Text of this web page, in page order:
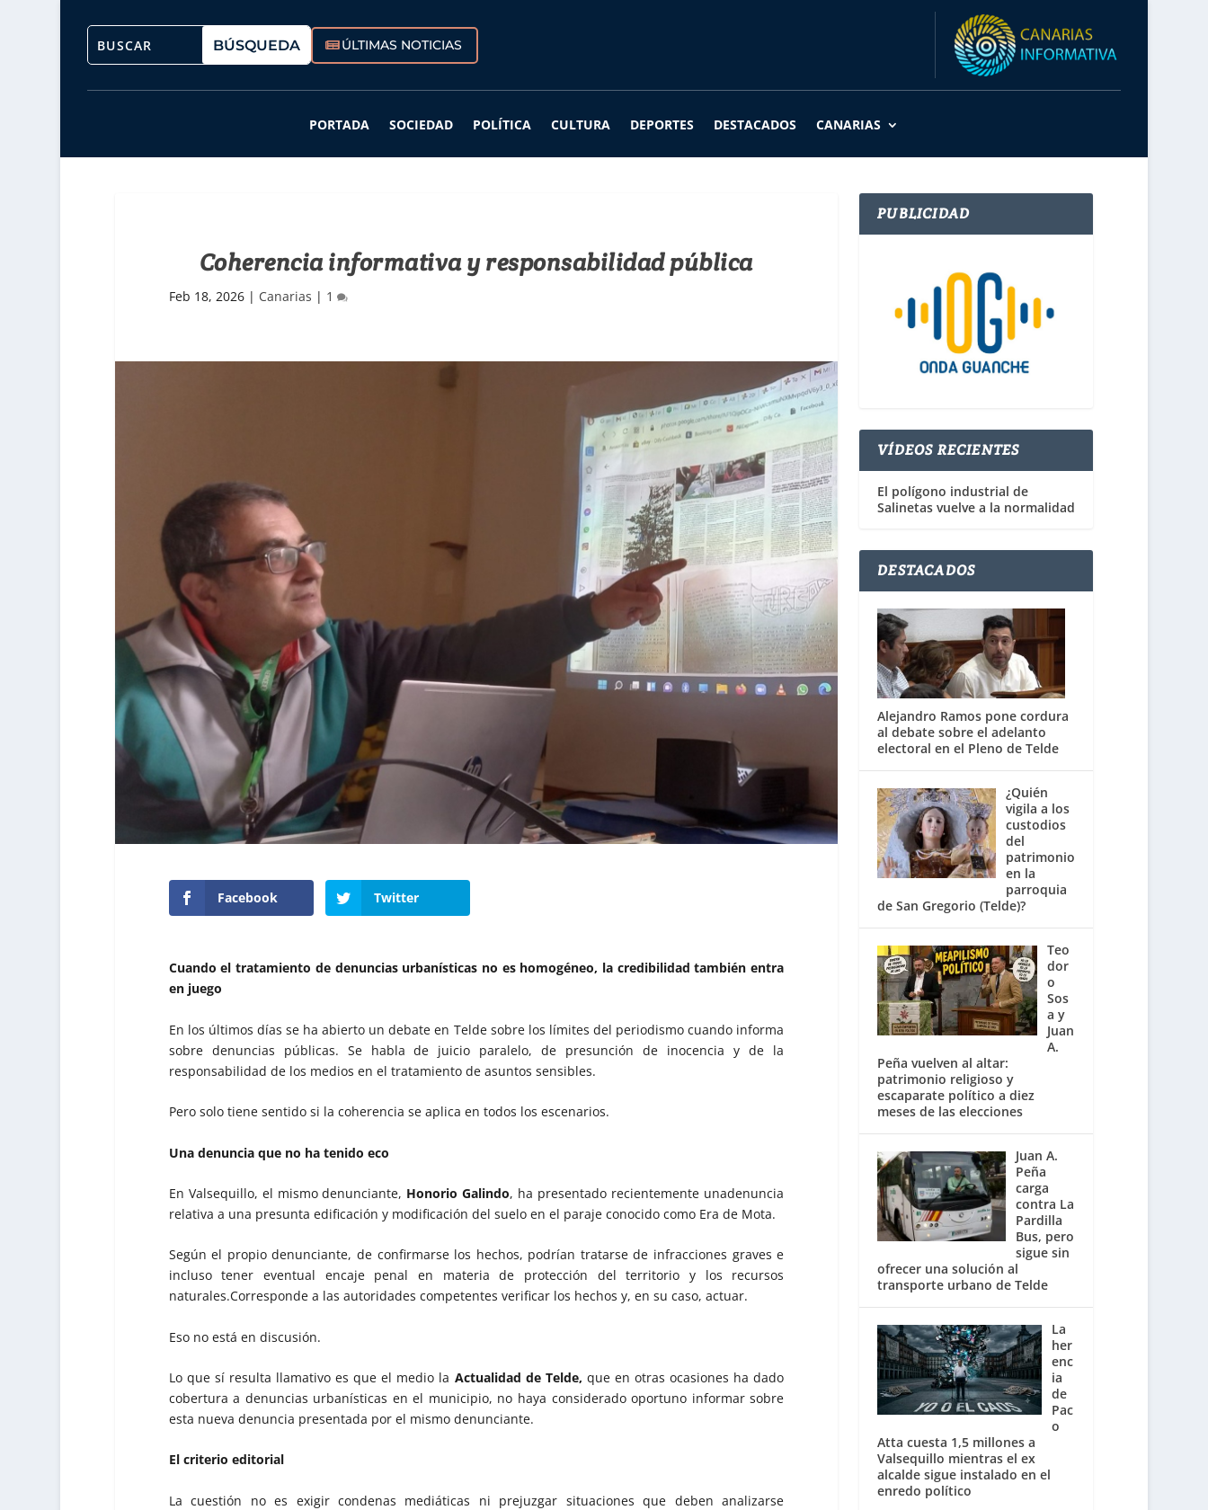
ÚLTIMAS NOTICIAS
PORTADA SOCIEDAD POLÍTICA CULTURA DEPORTES DESTACADOS CANARIAS
Coherencia informativa y responsabilidad pública
Feb 18, 2026| Canarias | 1
Facebook Twitter
Cuando el tratamiento de denuncias urbanísticas no es homogéneo, la credibilidad también entra
en juego
En los últimos días se ha abierto un debate en Telde sobre los límites del periodismo cuando informa
sobre denuncias públicas. Se habla de juicio paralelo, de presunción de inocencia y de la
responsabilidad de los medios en el tratamiento de asuntos sensibles.
Pero solo tiene sentido si la coherencia se aplica en todos los escenarios.
Una denuncia que no ha tenido eco
En Valsequillo, el mismo denunciante, Honorio Galindo, ha presentado recientemente unadenuncia
relativa a una presunta edificación y modificación del suelo en el paraje conocido como Era de Mota.
Según el propio denunciante, de confirmarse los hechos, podrían tratarse de infracciones graves e
incluso tener eventual encaje penal en materia de protección del territorio y los recursos
naturales.Corresponde a las autoridades competentes verificar los hechos y, en su caso, actuar.
Eso no está en discusión.
Lo que sí resulta llamativo es que el medio la Actualidad de Telde, que en otras ocasiones ha dado
cobertura a denuncias urbanísticas en el municipio, no haya considerado oportuno informar sobre
esta nueva denuncia presentada por el mismo denunciante.
El criterio editorial
La cuestión no es exigir condenas mediáticas ni prejuzgar situaciones que deben analizarse
PUBLICIDAD
VÍDEOS RECIENTES
El polígono industrial de
Salinetas vuelve a la normalidad
DESTACADOS
Alejandro Ramos pone cordura
al debate sobre el adelanto
electoral en el Pleno de Telde
¿Quién
vigila a los
custodios
del
patrimonio
en la
parroquia
de San Gregorio (Telde)?
Teo
dor
o
Sos
a y
Juan
A.
Peña vuelven al altar:
patrimonio religioso y
escaparate político a diez
meses de las elecciones
Juan A.
Peña
carga
contra La
Pardilla
Bus, pero
sigue sin
ofrecer una solución al
transporte urbano de Telde
La
her
enc
ia
de
Pac
o
Atta cuesta 1,5 millones a
Valsequillo mientras el ex
alcalde sigue instalado en el
enredo político